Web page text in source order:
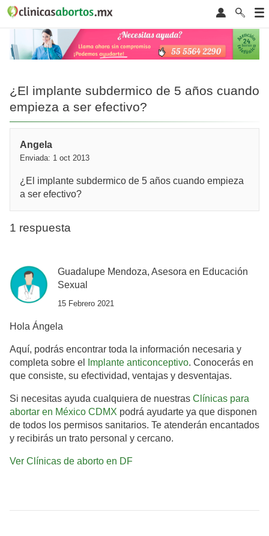
¿El implante subdermico de 5 años cuando
empieza a ser efectivo?
Angela
Enviada: 1 oct 2013
¿El implante subdermico de 5 años cuando empieza
a ser efectivo?
1 respuesta
Guadalupe Mendoza, Asesora en Educación
Sexual
15 Febrero 2021
Hola Ángela
Aquí, podrás encontrar toda la información necesaria y
completa sobre el
Implante anticonceptivo. Conocerás en
que consiste, su efectividad, ventajas y desventajas.
Si necesitas ayuda cualquiera de nuestras Clínicas para
abortar en México CDMX podrá ayudarte ya que disponen
de todos los permisos sanitarios. Te atenderán encantados
y recibirás un trato personal y cercano.
Ver Clínicas de aborto en DF